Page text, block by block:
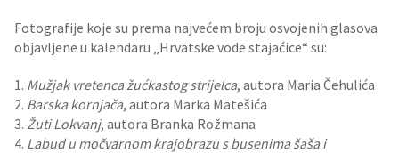
Fotografije koje su prema najvećem broju osvojenih glasova
objavljene u kalendaru „Hrvatske vode stajaćice“ su:
1. Mužjak vretenca žućkastog strijelca, autora Maria Čehulića
2. Barska kornjača, autora Marka Matešića
3. Žuti Lokvanj, autora Branka Rožmana
4. Labud u močvarnom krajobrazu s busenima šaša i